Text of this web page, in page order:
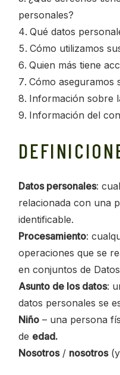
personales?
Qué datos
Cómo utilizamos
Quien más tiene
Cómo aseguramos
Información sobre
Información del
Datos personales:
relacionada con una
identificable.
Procesamiento:
operaciones que se
en conjuntos de
Asunto de los datos:
datos personales se
Niño – una persona
de edad.
Nosotros/ nosotros